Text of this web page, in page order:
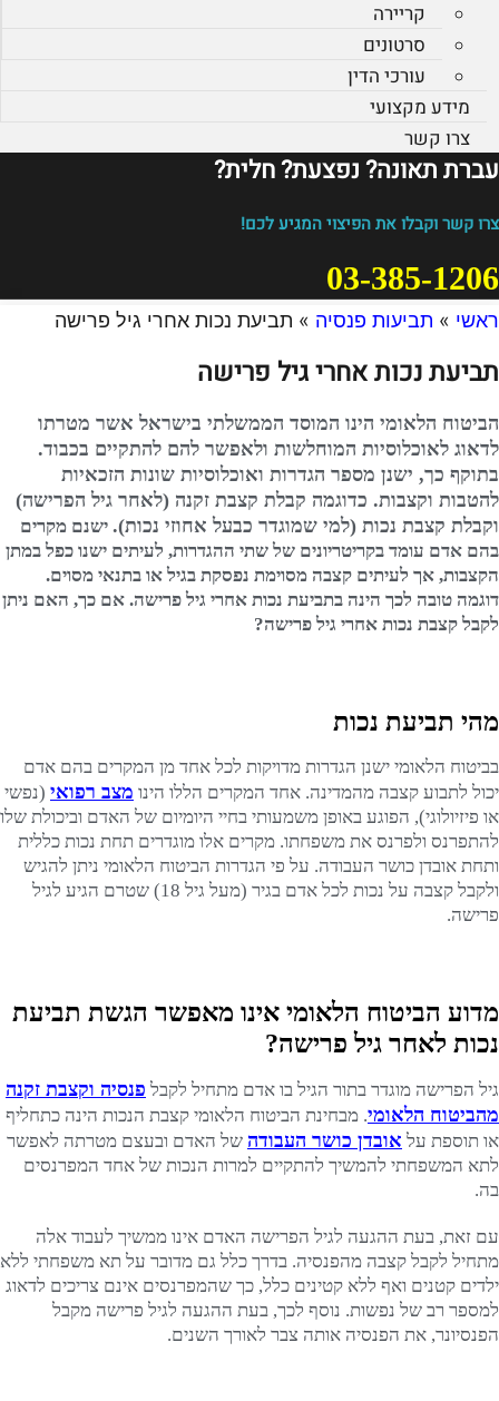
קריירה
סרטונים
עורכי הדין
מידע מקצועי
צרו קשר
עברת תאונה? נפצעת? חלית?​
צרו קשר וקבלו את הפיצוי המגיע לכם!
03-385-1206
ראשי » תביעות פנסיה » תביעת נכות אחרי גיל פרישה
תביעת נכות אחרי גיל פרישה
הביטוח הלאומי הינו המוסד הממשלתי בישראל אשר מטרתו
לדאוג לאוכלוסיות המוחלשות ולאפשר להם להתקיים בכבוד.
בתוקף כך, ישנן מספר הגדרות ואוכלוסיות שונות הזכאיות
להטבות וקצבות. כדוגמה קבלת קצבת זקנה (לאחר גיל הפרישה)
וקבלת קצבת נכות (למי שמוגדר כבעל אחוזי נכות). ישנם מקרים
בהם אדם עומד בקריטריונים של שתי ההגדרות, לעיתים ישנו כפל במתן
הקצבות, אך לעיתים קצבה מסוימת נפסקת בגיל או בתנאי מסוים.
דוגמה טובה לכך הינה בתביעת נכות אחרי גיל פרישה. אם כך, האם ניתן
לקבל קצבת נכות אחרי גיל פרישה?
מהי תביעת נכות
בביטוח הלאומי ישנן הגדרות מדויקות לכל אחד מן המקרים בהם אדם
יכול לתבוע קצבה מהמדינה. אחד המקרים הללו הינו מצב רפואי (נפשי
או פיזיולוגי), הפוגע באופן משמעותי בחיי היומיום של האדם וביכולת שלו
להתפרנס ולפרנס את משפחתו. מקרים אלו מוגדרים תחת נכות כללית
ותחת אובדן כושר העבודה. על פי הגדרות הביטוח הלאומי ניתן להגיש
ולקבל קצבה על נכות לכל אדם בגיר (מעל גיל 18) שטרם הגיע לגיל
פרישה.
מדוע הביטוח הלאומי אינו מאפשר הגשת תביעת
נכות לאחר גיל פרישה?
גיל הפרישה מוגדר בתור הגיל בו אדם מתחיל לקבל פנסיה וקצבת זקנה
מהביטוח הלאומי. מבחינת הביטוח הלאומי קצבת הנכות הינה כתחליף
או תוספת על אובדן כושר העבודה של האדם ובעצם מטרתה לאפשר
לתא המשפחתי להמשיך להתקיים למרות הנכות של אחד המפרנסים
בה.
עם זאת, בעת ההגעה לגיל הפרישה האדם אינו ממשיך לעבוד אלה
מתחיל לקבל קצבה מהפנסיה. בדרך כלל גם מדובר על תא משפחתי ללא
ילדים קטנים ואף ללא קטינים כלל, כך שהמפרנסים אינם צריכים לדאוג
למספר רב של נפשות. נוסף לכך, בעת ההגעה לגיל פרישה מקבל
הפנסיונר, את הפנסיה אותה צבר לאורך השנים.